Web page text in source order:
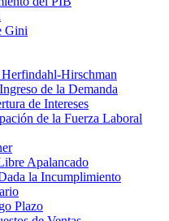
Gini
Hirschman
de la Demanda
de Intereses
de la Fuerza Laboral
Apalancado
la Incumplimiento
Plazo